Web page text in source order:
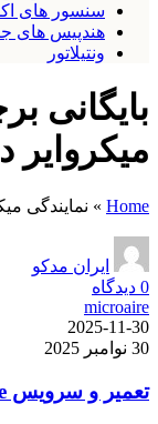
سنسور های
هندپیس های
ونتیلاتور
بایگانی
میکروایر
Home
» نمایندگی
ایران مدکو
0 دیدگاه
microaire
2025-11-30
30 نوامبر 2025
تعمیر و سرویس PAL Microaire| پال مایکروایر در ایران